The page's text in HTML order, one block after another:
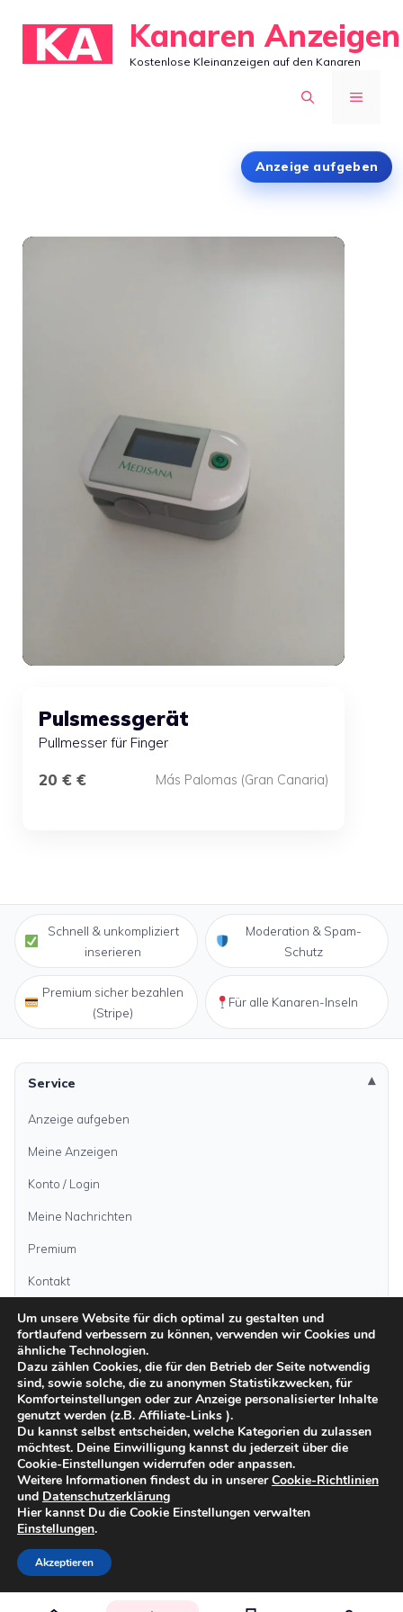
Inhalt
springen
Kanaren Anzeigen
Kostenlose Kleinanzeigen auf den Kanaren
MENÜ
Anzeige aufgeben
Pulsmessgerät
Pullmesser für Finger
20 € € Más Palomas (Gran Canaria)
Schnell & unkompliziert
inserieren
Moderation & Spam-
Schutz
Premium sicher bezahlen
(Stripe)
Für alle Kanaren-Inseln
Service
Anzeige aufgeben
Meine Anzeigen
Konto / Login
Meine Nachrichten
Premium
Kontakt
Anzeige aufgeben
Kategorien
Inseln
ImpressumDatenschutzAGB Sicher inserierenModerationsrichtlinien
Um unsere Website für dich optimal zu gestalten und
fortlaufend verbessern zu können, verwenden wir Cookies und
ähnliche Technologien.
Dazu zählen Cookies, die für den Betrieb der Seite notwendig
sind, sowie solche, die zu anonymen Statistikzwecken, für
Komforteinstellungen oder zur Anzeige personalisierter Inhalte
genutzt werden (z.B. Affiliate-Links ).
Du kannst selbst entscheiden, welche Kategorien du zulassen
möchtest. Deine Einwilligung kannst du jederzeit über die
Cookie-Einstellungen widerrufen oder anpassen.
Weitere Informationen findest du in unsererCookie-Richtlinien
und Datenschutzerklärung
Hier kannst Du die Cookie Einstellungen verwalten
Einstellungen.
Akzeptieren